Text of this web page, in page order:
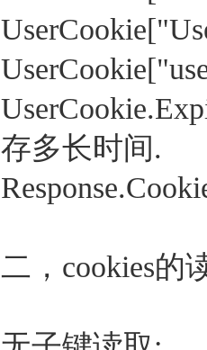
存多长时间.
二，cookies的